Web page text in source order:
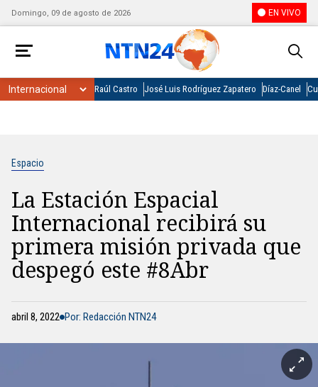
Domingo, 09 de agosto de 2026 EN VIVO
Raúl Castro José Luis Rodríguez Zapatero Díaz-Canel
Espacio
La Estación Espacial
Internacional recibirá su
primera misión privada que
despegó este #8Abr
abril 8, 2022 Por: Redacción NTN24